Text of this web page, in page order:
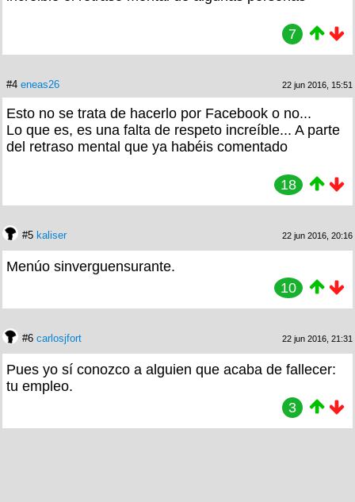
7
#4 eneas26 22 jun 2016, 15:51
Esto no se trata de hacerlo por Facebook o no...
Lo que es, es una falta de respeto increíble... A parte
del retraso mental que ya habéis comentado
18
#5 kaliser 22 jun 2016, 20:16
Menúo sinverguensurante.
10
#6 carlosjfort 22 jun 2016, 21:31
Pues yo sí conozco a alguien que acaba de fallecer:
tu empleo.
3